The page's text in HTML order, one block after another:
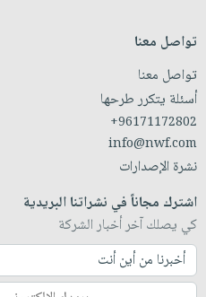
تواصل معنا
تواصل معنا
أسئلة يتكرر طرحها
+96171172802
info@nwf.com
نشرة الإصدارات
اشترك مجاناً في نشراتنا البريدية
كي يصلك آخر أخبار الشركة